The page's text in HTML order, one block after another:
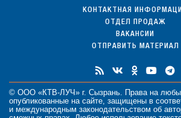
КОНТАКТНАЯ
ОТДЕЛ ПРОДАЖ
ВАКАНСИИ
ОТПРАВИТЬ МАТЕРИАЛ
© ООО «КТВ-ЛУЧ» г. Сызрань. Права на
опубликованные на сайте, защищены в
и международным законодательством об